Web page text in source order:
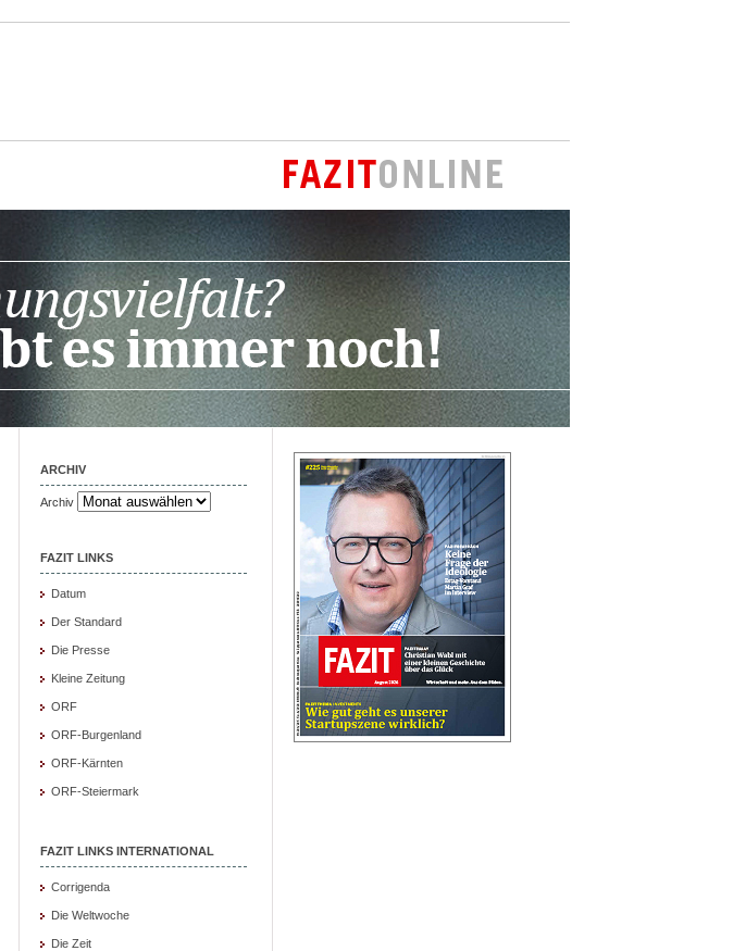
ARCHIV
Archiv
FAZIT LINKS
Datum
Der Standard
Die Presse
Kleine Zeitung
ORF
ORF-Burgenland
ORF-Kärnten
ORF-Steiermark
FAZIT LINKS INTERNATIONAL
Corrigenda
Die Weltwoche
Die Zeit